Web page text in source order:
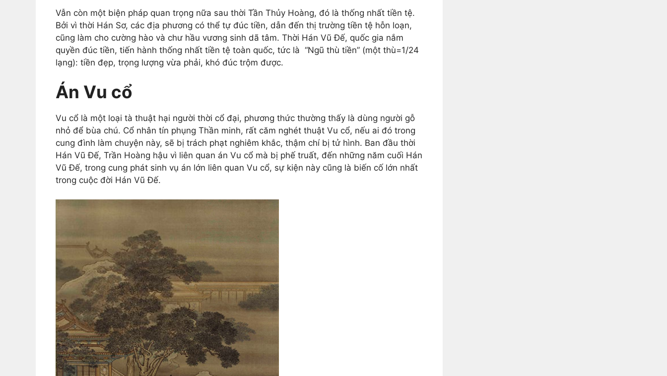
Vẫn còn một biện pháp quan trọng nữa sau thời Tần Thủy Hoàng, đó là thống nhất tiền tệ.
Bởi vì thời Hán Sơ, các địa phương có thể tự đúc tiền, dẫn đến thị trường tiền tệ hỗn loạn,
cũng làm cho cường hào và chư hầu vương sinh dã tâm. Thời Hán Vũ Đế, quốc gia nắm
quyền đúc tiền, tiến hành thống nhất tiền tệ toàn quốc, tức là “Ngũ thù tiền” (một thù=1/24
lạng): tiền đẹp, trọng lượng vừa phải, khó đúc trộm được.
Án Vu cổ
Vu cổ là một loại tà thuật hại người thời cổ đại, phương thức thường thấy là dùng người gỗ
nhỏ để bùa chú. Cổ nhân tín phụng Thần minh, rất căm nghét thuật Vu cổ, nếu ai đó trong
cung đình làm chuyện này, sẽ bị trách phạt nghiêm khắc, thậm chí bị tử hình. Ban đầu thời
Hán Vũ Đế, Trần Hoàng hậu vì liên quan án Vu cổ mà bị phế truất, đến những năm cuối Hán
Vũ Đế, trong cung phát sinh vụ án lớn liên quan Vu cổ, sự kiện này cũng là biến cố lớn nhất
trong cuộc đời Hán Vũ Đế.